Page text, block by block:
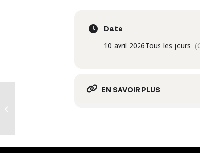
Date
10 avril 2026Tous les jours
EN SAVOIR PLUS